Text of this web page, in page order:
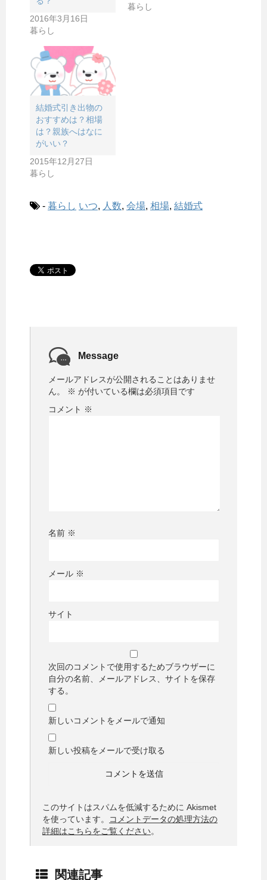
2016年3月16日
暮らし
暮らし
結婚式引き出物の
おすすめは？相場
は？親族へはなに
がいい？
2015年12月27日
暮らし
- 暮らし いつ, 人数, 会場, 相場, 結婚式
Message
メールアドレスが公開されることはありませ
ん。
※ が付いている欄は必須項目です
コメント ※
名前 ※
メール ※
サイト
次回のコメントで使用するためブラウザーに
自分の名前、メールアドレス、サイトを保存
する。
新しいコメントをメールで通知
新しい投稿をメールで受け取る
このサイトはスパムを低減するために Akismet
を使っています。
コメントデータの処理方法の
詳細はこちらをご覧ください。
関連記事